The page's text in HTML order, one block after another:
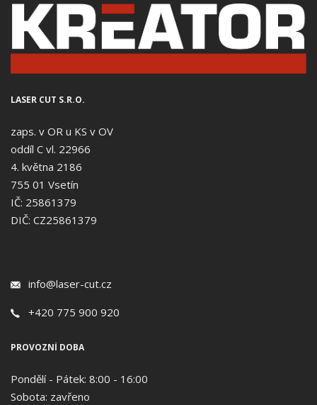
LASER CUT S.R.O.
zaps. v OR u KS v OV
oddíl C vl. 22966
4. května 2186
755 01 Vsetín
IČ: 25861379
DIČ: CZ25861379
info@laser-cut.cz
+420 775 900 920
PROVOZNÍ DOBA
Pondělí - Pátek: 8:00 - 16:00
Sobota: zavřeno